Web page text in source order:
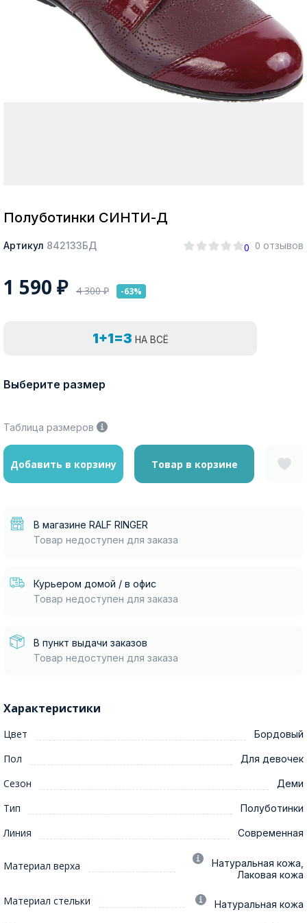
Полуботинки СИНТИ-Д
Артикул 842133БД 0 0 отзывов
1 590 ₽ 4 300₽ -63%
1+1=3 НА ВСЁ
Выберите размер
Таблица размеров
Добавить в корзину Товар в корзине
В магазине RALF RINGER
Товар недоступен для заказа
Курьером домой / в офис
Товар недоступен для заказа
В пункт выдачи заказов
Товар недоступен для заказа
Характеристики
Цвет Бордовый
Пол Для девочек
Сезон Деми
Тип Полуботинки
Линия Современная
Материал верха
Натуральная кожа,
Лаковая кожа
Материал стельки Натуральная кожа